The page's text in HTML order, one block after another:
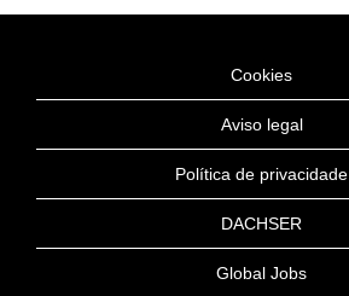
Cookies
Aviso legal
Política de privacidade
DACHSER
Global Jobs